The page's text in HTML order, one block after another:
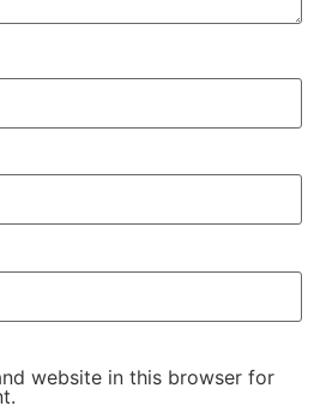
website in this browser for